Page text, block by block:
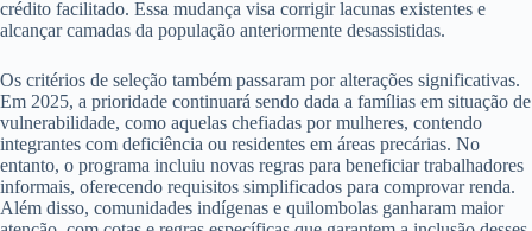
crédito facilitado. Essa mudança visa corrigir lacunas existentes e
alcançar camadas da população anteriormente desassistidas.
Os critérios de seleção também passaram por alterações significativas.
Em 2025, a prioridade continuará sendo dada a famílias em situação de
vulnerabilidade, como aquelas chefiadas por mulheres, contendo
integrantes com deficiência ou residentes em áreas precárias. No
entanto, o programa incluiu novas regras para beneficiar trabalhadores
informais, oferecendo requisitos simplificados para comprovar renda.
Além disso, comunidades indígenas e quilombolas ganharam maior